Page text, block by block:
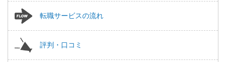
転職サービスの流れ
評判・口コミ